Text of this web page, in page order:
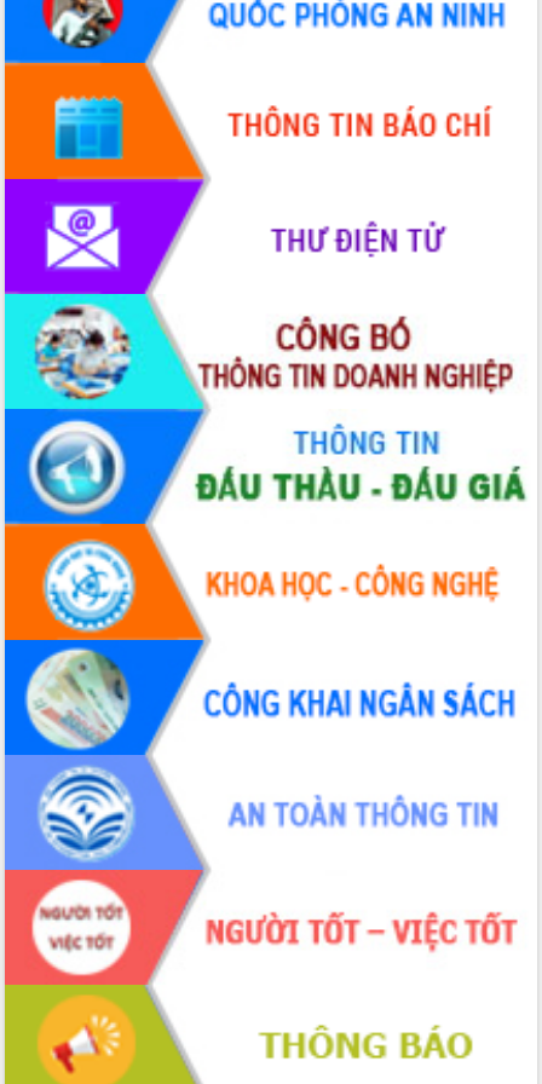
nhanh tiến độ các dự án trọng điểm
trong Khu kinh tế Nam Phú Yên
Hòn Yến phát triển du lịch gắn với bảo
Lấy ý kiến điều chỉnh Quy hoạch tỉnh
Đắk Lắk thời kỳ 2021-2030, tầm nhìn
đến năm 2050
Phát động chiến dịch 30 ngày đêm
giải phóng mặt bằng Tuyến đường bộ
ven biển
Đắk Lắk nỗ lực thúc đẩy tăng trưởng
kinh tế từ 10% trở lên trong Quý
II/2026
Đắk Lắk ký kết thỏa thuận hợp tác về
chuyển đổi số giai đoạn 2026 – 2030
với Tập đoàn Bưu chính Viễn thông
Việt Nam
Thứ trưởng Bộ Y tế làm việc với tỉnh
Đắk Lắk về phát triển nhân lực y tế
cho trạm y tế cấp xã
Du lịch Đắk Lắk nâng tầm trải nghiệm
du khách thông qua Hệ thống cơ sở dữ
liệu và Bản đồ số
Tập huấn ứng dụng trí tuệ nhân tạo (AI)
trong thương mại điện tử năm 2026
Đoàn đại biểu Quốc hội tỉnh Đắk Lắk
trao đổi thông tin trước Kỳ họp thứ
nhất, Quốc hội khóa XVI
Quyết liệt cải cách hành chính, khơi
thông nguồn lực phát triển
Nâng cao hiệu lực, hiệu quả HĐND
tỉnh thông qua hiện đại hóa hành chính
Xã Ea Phê gắn cải cách hành chính với
chuyển đổi số
Phó Chủ tịch Thường trực UBND tỉnh
Hồ Thị Nguyên Thảo làm việc tại Trung
tâm Phục vụ hành chính công xã Ea
Phê
Xây dựng nền hành chính số đồng
hành cùng nông dân dân, doanh nghiệp
Giai đoạn 2026-2030, Đắk Lắk phấn